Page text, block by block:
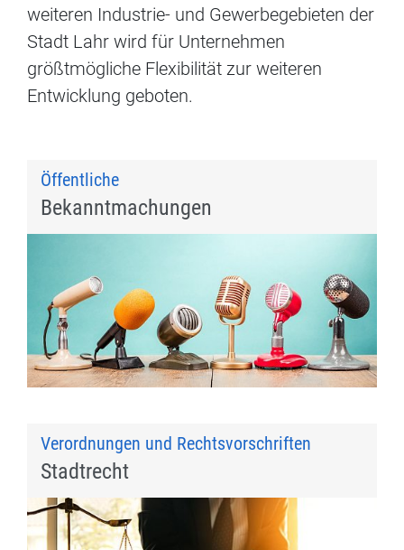
weiteren Industrie- und Gewerbegebieten der
Stadt Lahr wird für Unternehmen
größtmögliche Flexibilität zur weiteren
Entwicklung geboten.
Öffentliche
Bekanntmachungen
Verordnungen und Rechtsvorschriften
Stadtrecht